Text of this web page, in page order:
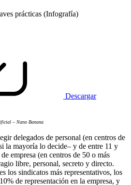
Descargar
– Nano Banana
delegados de personal (en centros de
la mayoría lo decide– y de entre 11 y
empresa (en centros de 50 o más
libre, personal, secreto y directo.
los sindicatos más representativos, los
de representación en la empresa, y